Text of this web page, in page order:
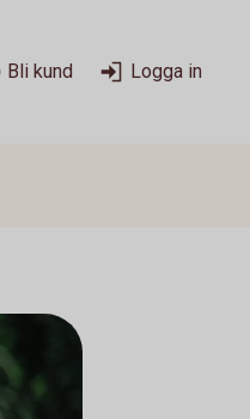
Bli kund Logga in